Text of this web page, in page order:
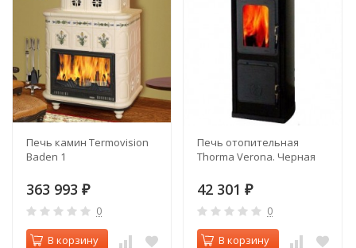
Печь камин Termovision
Baden 1
363 993 ₽
0
В корзину
Печь отопительная
Thorma Verona. Черная
42 301 ₽
0
В корзину